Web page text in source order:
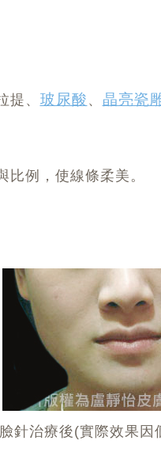
提、 玻尿酸 、 晶亮瓷
比例，使線條柔美。
針治療後(實際效果因